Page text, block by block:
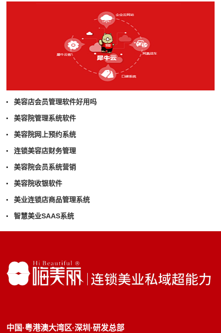
美容店会员管理软件好用吗
美容院管理系统软件
美容院网上预约系统
连锁美容店财务管理
美容院会员系统营销
美容院收银软件
美业连锁店商品管理系统
智慧美业SAAS系统
中国·粤港澳大湾区·深圳·研发总部